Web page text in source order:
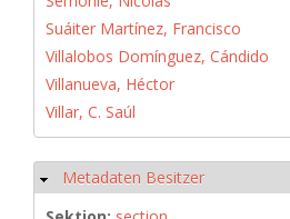
Suáiter Martínez, Francisco
Villalobos Domínguez, Cándido
Villanueva, Héctor
Villar, C. Saúl
Hide
Metadaten Besitzer